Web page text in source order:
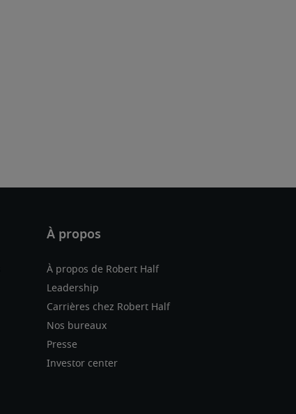
À propos de Robert Half
Leadership
Carrières chez Robert Half
Nos bureaux
Presse
Investor center